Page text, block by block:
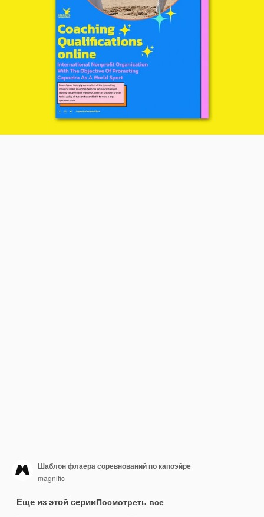
Шаблон флаера соревнований по капоэйре
magnific
Еще из этой серииПосмотреть все